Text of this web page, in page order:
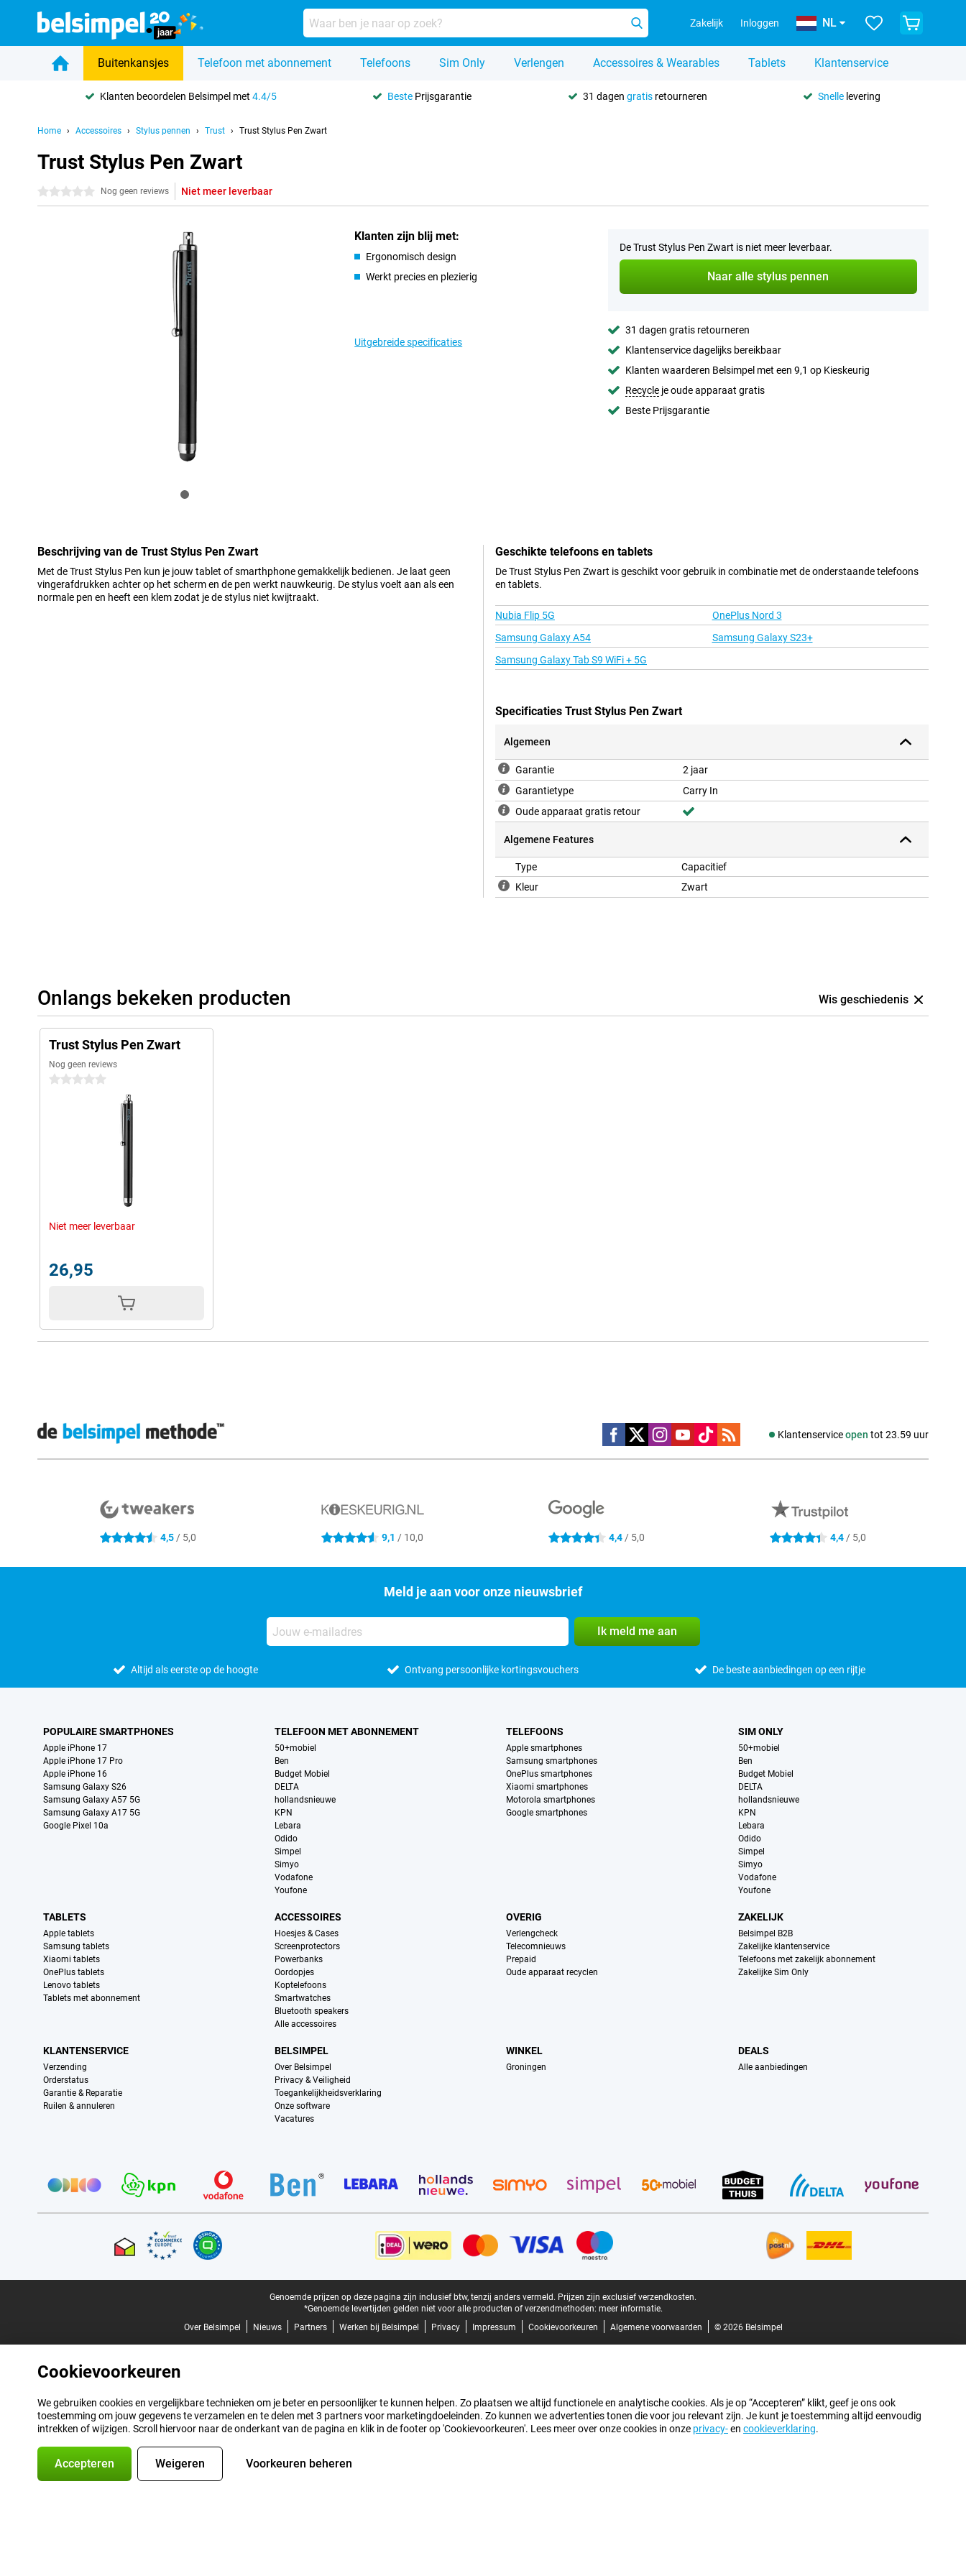
Zakelijk Inloggen NL
Buitenkansjes Telefoon met abonnement Telefoons Sim Only Verlengen Accessoires & Wearables Tablets Klantenservice
Klanten beoordelen Belsimpel met4.4/5 Beste Prijsgarantie 31 dagen gratisretourneren Snellelevering
Home Accessoires Stylus pennen Trust Trust Stylus Pen Zwart
Trust Stylus Pen Zwart
0 sterren Nog geen reviews Niet meer leverbaar
Klanten zijn blij met:
Ergonomisch design
Werkt precies en plezierig
Uitgebreide specificaties
De Trust Stylus Pen Zwart is niet meer leverbaar.
Naar alle stylus pennen
31 dagen gratis retourneren
Klantenservice dagelijks bereikbaar
Klanten waarderen Belsimpel met een 9,1 op Kieskeurig
Recycleje oude apparaat gratis
Beste Prijsgarantie
Beschrijving van de Trust Stylus Pen Zwart
Met de Trust Stylus Pen kun je jouw tablet of smarthphone gemakkelijk bedienen. Je laat geen
vingerafdrukken achter op het scherm en de pen werkt nauwkeurig. De stylus voelt aan als een
normale pen en heeft een klem zodat je de stylus niet kwijtraakt.
Geschikte telefoons en tablets
De Trust Stylus Pen Zwart is geschikt voor gebruik in combinatie met de onderstaande telefoons
en tablets.
Nubia Flip 5G
OnePlus Nord 3
Samsung Galaxy A54
Samsung Galaxy S23+
Samsung Galaxy Tab S9 WiFi + 5G
Specificaties Trust Stylus Pen Zwart
Algemeen
Garantie
2 jaar
Garantietype
Carry In
Oude apparaat gratis retour
Algemene Features
Type
Capacitief
Kleur
Zwart
Onlangs bekeken producten Wis geschiedenis
Trust Stylus Pen Zwart
Nog geen reviews
0 sterren
Niet meer leverbaar
26,95
Klantenserviceopen tot 23.59 uur
Social media
4.5 sterren 4,5/ 5,0 4.6 sterren 9,1 / 10,0 4.4 sterren 4,4 / 5,0 4.4 sterren 4,4 / 5,0
Meld je aan voor onze nieuwsbrief
Ik meld me aan
Altijd als eerste op de hoogte Ontvang persoonlijke kortingsvouchers De beste aanbiedingen op een rijtje
POPULAIRE SMARTPHONES
Apple iPhone 17
Apple iPhone 17 Pro
Apple iPhone 16
Samsung Galaxy S26
Samsung Galaxy A57 5G
Samsung Galaxy A17 5G
Google Pixel 10a
TELEFOON MET ABONNEMENT
50+mobiel
Ben
Budget Mobiel
DELTA
hollandsnieuwe
KPN
Lebara
Odido
Simpel
Simyo
Vodafone
Youfone
TELEFOONS
Apple smartphones
Samsung smartphones
OnePlus smartphones
Xiaomi smartphones
Motorola smartphones
Google smartphones
SIM ONLY
50+mobiel
Ben
Budget Mobiel
DELTA
hollandsnieuwe
KPN
Lebara
Odido
Simpel
Simyo
Vodafone
Youfone
TABLETS
Apple tablets
Samsung tablets
Xiaomi tablets
OnePlus tablets
Lenovo tablets
Tablets met abonnement
ACCESSOIRES
Hoesjes & Cases
Screenprotectors
Powerbanks
Oordopjes
Koptelefoons
Smartwatches
Bluetooth speakers
Alle accessoires
OVERIG
Verlengcheck
Telecomnieuws
Prepaid
Oude apparaat recyclen
ZAKELIJK
Belsimpel B2B
Zakelijke klantenservice
Telefoons met zakelijk abonnement
Zakelijke Sim Only
KLANTENSERVICE
Verzending
Orderstatus
Garantie & Reparatie
Ruilen & annuleren
BELSIMPEL
Over Belsimpel
Privacy & Veiligheid
Toegankelijkheidsverklaring
Onze software
Vacatures
WINKEL
Groningen
DEALS
Alle aanbiedingen
Genoemde prijzen op deze pagina zijn inclusief btw, tenzij anders vermeld. Prijzen zijn exclusief verzendkosten.
*Genoemde levertijden gelden niet voor alle producten of verzendmethoden: meer informatie.
Over Belsimpel
Nieuws Partners Werken bij Belsimpel Privacy Impressum Cookievoorkeuren Algemene voorwaarden © 2026 Belsimpel
Cookievoorkeuren
We gebruiken cookies en vergelijkbare technieken om je beter en persoonlijker te kunnen helpen. Zo plaatsen we altijd functionele en analytische cookies. Als je op “Accepteren” klikt, geef je ons ook
toestemming om jouw gegevens te verzamelen en te delen met 3 partners voor marketingdoeleinden. Zo kunnen we advertenties tonen die voor jou relevant zijn. Je kunt je toestemming altijd eenvoudig
intrekken of wijzigen. Scroll hiervoor naar de onderkant van de pagina en klik in de footer op 'Cookievoorkeuren'. Lees meer over onze cookies in onze privacy-en cookieverklaring.
Accepteren Weigeren Voorkeuren beheren